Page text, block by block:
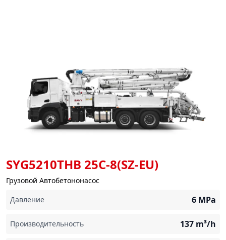
SYG5210THB 25C-8(SZ-EU)
Грузовой Автобетононасос
Давление
6 MPa
Производительность 137 m³/h